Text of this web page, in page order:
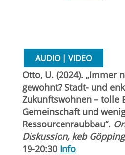
AUDIO | VIDEO
Otto, U. (2024). „Immer
gewohnt? Stadt- und
Zukunftswohnen – tolle
Gemeinschaft und
Ressourcenraubbau“.
Diskussion, keb
19-20:30 Info